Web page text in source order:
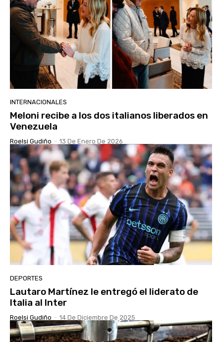
INTERNACIONALES
Meloni recibe a los dos italianos liberados en
Venezuela
Roelsi Gudiño - 13 De Enero De 2026
DEPORTES
Lautaro Martínez le entregó el liderato de
Italia al Inter
Roelsi Gudiño - 14 De Diciembre De 2025